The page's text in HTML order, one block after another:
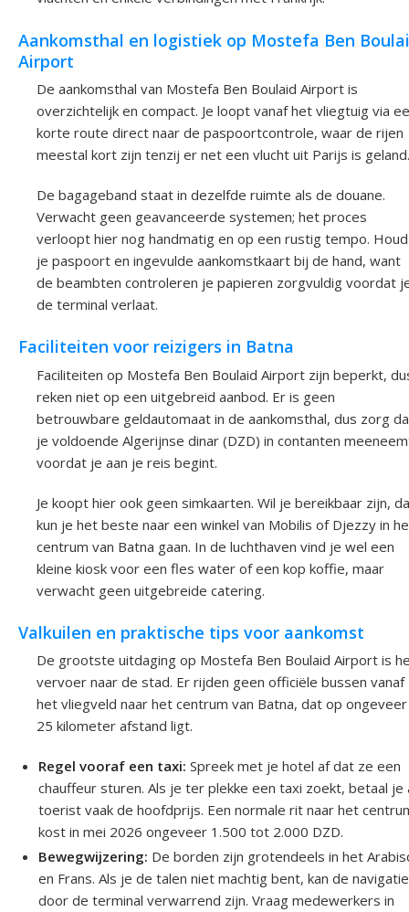
Aankomsthal en logistiek op Mostefa Ben
Airport
De aankomsthal van Mostefa Ben Boulaid Airport is
overzichtelijk en compact. Je loopt vanaf het vliegtuig via
korte route direct naar de paspoortcontrole, waar de rijen
meestal kort zijn tenzij er net een vlucht uit Parijs is geland.
De bagageband staat in dezelfde ruimte als de douane.
Verwacht geen geavanceerde systemen; het proces
verloopt hier nog handmatig en op een rustig tempo. Houd
je paspoort en ingevulde aankomstkaart bij de hand, want
de beambten controleren je papieren zorgvuldig voordat
de terminal verlaat.
Faciliteiten voor reizigers in Batna
Faciliteiten op Mostefa Ben Boulaid Airport zijn beperkt,
reken niet op een uitgebreid aanbod. Er is geen
betrouwbare geldautomaat in de aankomsthal, dus zorg
je voldoende Algerijnse dinar (DZD) in contanten
voordat je aan je reis begint.
Je koopt hier ook geen simkaarten. Wil je bereikbaar zijn,
kun je het beste naar een winkel van Mobilis of Djezzy in
centrum van Batna gaan. In de luchthaven vind je wel een
kleine kiosk voor een fles water of een kop koffie, maar
verwacht geen uitgebreide catering.
Valkuilen en praktische tips voor aankomst
De grootste uitdaging op Mostefa Ben Boulaid Airport is
vervoer naar de stad. Er rijden geen officiële bussen vanaf
het vliegveld naar het centrum van Batna, dat op ongeveer
25 kilometer afstand ligt.
Regel vooraf een taxi: Spreek met je hotel af dat ze een
chauffeur sturen. Als je ter plekke een taxi zoekt, betaal je
toerist vaak de hoofdprijs. Een normale rit naar het
kost in mei 2026 ongeveer 1.500 tot 2.000 DZD.
Bewegwijzering: De borden zijn grotendeels in het
en Frans. Als je de talen niet machtig bent, kan de navigatie
door de terminal verwarrend zijn. Vraag medewerkers in